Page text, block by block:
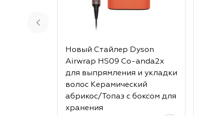
Новый Стайлер Dyson
Airwrap HS09 Co-anda2x
для выпрямления и укладки
волос Керамический
абрикос/Топаз с боксом для
хранения